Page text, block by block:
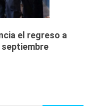
el regreso a
septiembre